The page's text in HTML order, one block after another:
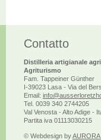
Contatto
Distilleria artigianale
Agriturismo
Fam. Tappeiner Günther
I-39023 Lasa - Via del
Email:
Tel. 0039 340 2744205
Val Venosta - Alto Adige -
Partita iva 01113030215
© Webdesign by